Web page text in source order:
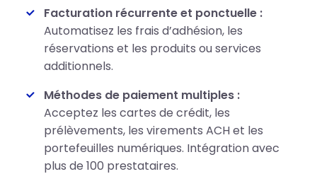
Facturation récurrente et ponctuelle :
Automatisez les frais d’adhésion, les
réservations et les produits ou services
additionnels.
Méthodes de paiement multiples :
Acceptez les cartes de crédit, les
prélèvements, les virements ACH et les
portefeuilles numériques. Intégration avec
plus de 100 prestataires.